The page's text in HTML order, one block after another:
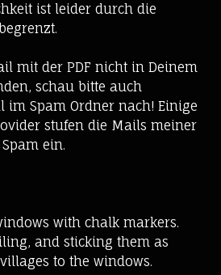
ist leider durch die
mit der PDF nicht in Deinem
schau bitte auch
Spam Ordner nach! Einige
stufen die Mails meiner
ein.
with chalk markers.
and sticking them as
to the windows.